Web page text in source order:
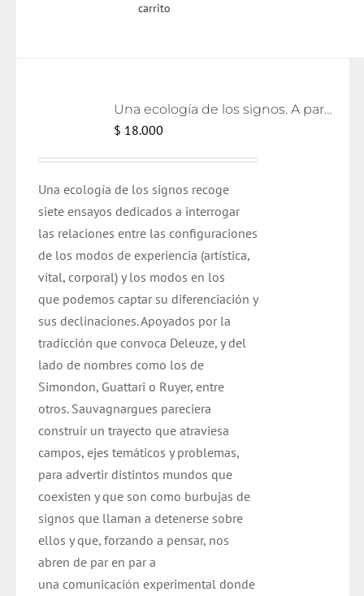
carrito
Una ecología de los signos. A partir de Deleuze
$ 18.000
Una ecología de los signos recoge
siete ensayos dedicados a interrogar
las relaciones entre las configuraciones
de los modos de experiencia (artística,
vital, corporal) y los modos en los
que podemos captar su diferenciación y
sus declinaciones. Apoyados por la
tradicción que convoca Deleuze, y del
lado de nombres como los de
Simondon, Guattari o Ruyer, entre
otros. Sauvagnargues pareciera
construir un trayecto que atraviesa
campos, ejes temáticos y problemas,
para advertir distintos mundos que
coexisten y que son como burbujas de
signos que llaman a detenerse sobre
ellos y que, forzando a pensar, nos
abren de par en par a
una comunicación experimental donde